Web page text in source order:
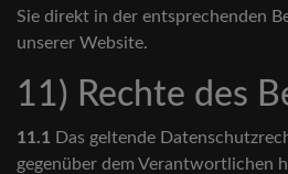
Sie direkt in der entsprechenden
unserer Website.
11) Rechte des
11.1 Das geltende
gegenüber dem Verantwortlichen